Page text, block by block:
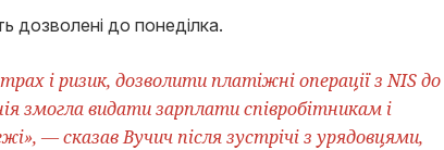
дозволені до понеділка.
і ризик, дозволити платіжні операції з NIS до
змогла видати зарплати співробітникам і
— сказав Вучич після зустрічі з урядовцями,